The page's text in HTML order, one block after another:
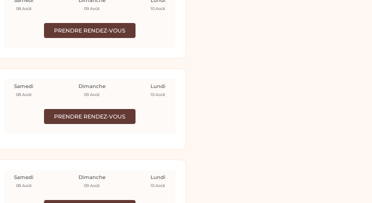
PRENDRE RENDEZ-VOUS
08 Août 09 Août 10 Août
PRENDRE RENDEZ-VOUS
Samedi
08 Août
Dimanche
09 Août
Lundi
10 Août
Samedi
08 Août
Dimanche
09 Août
Lundi
10 Août